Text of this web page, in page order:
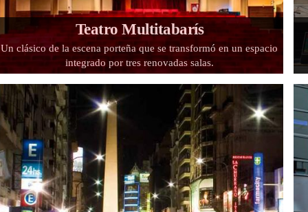
Teatro Multitabarís
Un clásico de la escena porteña que se transformó en un espacio
integrado por tres renovadas salas.